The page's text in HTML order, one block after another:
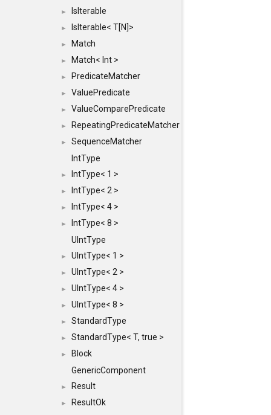
► IsIterable
► IsIterable< T[N]>
► Match
► Match< Int >
► PredicateMatcher
► ValuePredicate
► ValueComparePredicate
► RepeatingPredicateMatcher
►
SequenceMatcher
IntType
► IntType< 1 >
► IntType< 2 >
► IntType< 4 >
►
IntType< 8 >
UIntType
► UIntType< 1 >
► UIntType< 2 >
► UIntType< 4 >
► UIntType< 8 >
► StandardType
► StandardType< T, true >
►
Block
GenericComponent
► Result
►
ResultOk